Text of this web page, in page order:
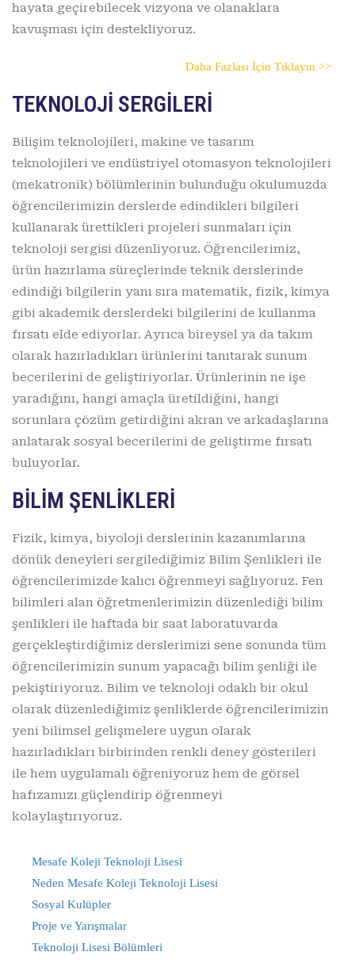
hayata geçirebilecek vizyona ve olanaklara
kavuşması için destekliyoruz.
Daha Fazlası İçin Tıklayın >>
TEKNOLOJİ SERGİLERİ
Bilişim teknolojileri, makine ve tasarım
teknolojileri ve endüstriyel otomasyon teknolojileri
(mekatronik) bölümlerinin bulunduğu okulumuzda
öğrencilerimizin derslerde edindikleri bilgileri
kullanarak ürettikleri projeleri sunmaları için
teknoloji sergisi düzenliyoruz. Öğrencilerimiz,
ürün hazırlama süreçlerinde teknik derslerinde
edindiği bilgilerin yanı sıra matematik, fizik, kimya
gibi akademik derslerdeki bilgilerini de kullanma
fırsatı elde ediyorlar. Ayrıca bireysel ya da takım
olarak hazırladıkları ürünlerini tanıtarak sunum
becerilerini de geliştiriyorlar. Ürünlerinin ne işe
yaradığını, hangi amaçla üretildiğini, hangi
sorunlara çözüm getirdiğini akran ve arkadaşlarına
anlatarak sosyal becerilerini de geliştirme fırsatı
buluyorlar.
BİLİM ŞENLİKLERİ
Fizik, kimya, biyoloji derslerinin kazanımlarına
dönük deneyleri sergilediğimiz Bilim Şenlikleri ile
öğrencilerimizde kalıcı öğrenmeyi sağlıyoruz. Fen
bilimleri alan öğretmenlerimizin düzenlediği bilim
şenlikleri ile haftada bir saat laboratuvarda
gerçekleştirdiğimiz derslerimizi sene sonunda tüm
öğrencilerimizin sunum yapacağı bilim şenliği ile
pekiştiriyoruz. Bilim ve teknoloji odaklı bir okul
olarak düzenlediğimiz şenliklerde öğrencilerimizin
yeni bilimsel gelişmelere uygun olarak
hazırladıkları birbirinden renkli deney gösterileri
ile hem uygulamalı öğreniyoruz hem de görsel
hafızamızı güçlendirip öğrenmeyi
kolaylaştırıyoruz.
Mesafe Koleji Teknoloji Lisesi
Neden Mesafe Koleji Teknoloji Lisesi
Sosyal Kulüpler
Proje ve Yarışmalar
Teknoloji Lisesi Bölümleri